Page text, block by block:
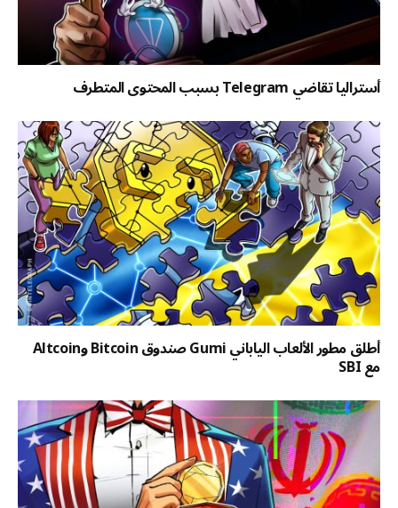
أستراليا تقاضي Telegram بسبب المحتوى المتطرف
أطلق مطور الألعاب الياباني Gumi صندوق Bitcoin وAltcoin
مع SBI